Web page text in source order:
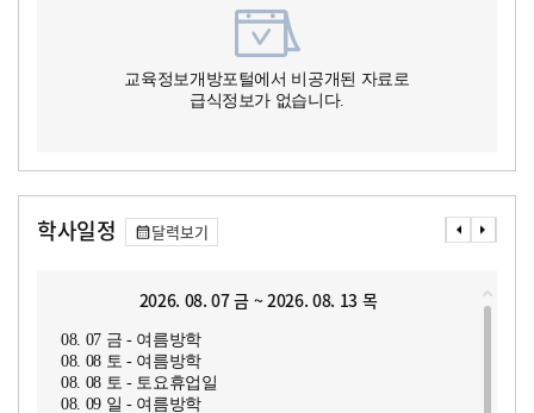
교육정보개방포털에서 비공개된 자료로
급식정보가 없습니다.
학사일정 달력보기
2026. 08. 07 금 ~ 2026. 08. 13 목
08. 07 금 - 여름방학
08. 08 토 - 여름방학
08. 08 토 - 토요휴업일
08. 09 일 - 여름방학